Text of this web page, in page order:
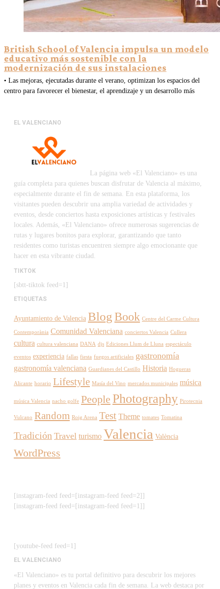
British School of Valencia impulsa un modelo
educativo más sostenible con la
modernización de sus instalaciones
• Las mejoras, ejecutadas durante el verano, optimizan los espacios del
centro para favorecer el bienestar, el aprendizaje y un desarrollo más
EL VALENCIANO
La página web «El Valenciano» es una
guía completa para quienes buscan disfrutar de Valencia al máximo,
especialmente durante el fin de semana. En esta plataforma, los
visitantes pueden descubrir una amplia variedad de actividades y
eventos, desde conciertos hasta exposiciones artísticas y festivales
locales. Además, «El Valenciano» ofrece numerosas sugerencias de
rutas y lugares bonitos para explorar, garantizando que tanto
residentes como turistas encuentren siempre algo emocionante que
hacer en esta vibrante ciudad.
TIKTOK
[sbtt-tiktok feed=1]
ETIQUETAS
Ayuntamiento de Valencia BlogBook Centre del Carme Cultura
Contemporània Comunidad Valenciana conciertos Valencia Cullera
cultura cultura valenciana DANA djs Ediciones Llum de Lluna espectáculo
eventos experiencia fallas fiesta fuegos artificiales gastronomía
gastronomía valenciana Guardianes del Castillo Historia Hogueras
Alicante horario Lifestyle Masía del Vino mercados municipales música
música Valencia nacho golfe People Photography Pirotecnia
Vulcano Random Roig Arena Test Theme tomates Tomatina
Tradición Travel turismo Valencia València
WordPress
[instagram-feed feed=[instagram-feed feed=2]]
[instagram-feed feed=[instagram-feed feed=1]]
[youtube-feed feed=1]
EL VALENCIANO
«El Valenciano» es tu portal definitivo para descubrir los mejores
planes y eventos en Valencia cada fin de semana. La web destaca por